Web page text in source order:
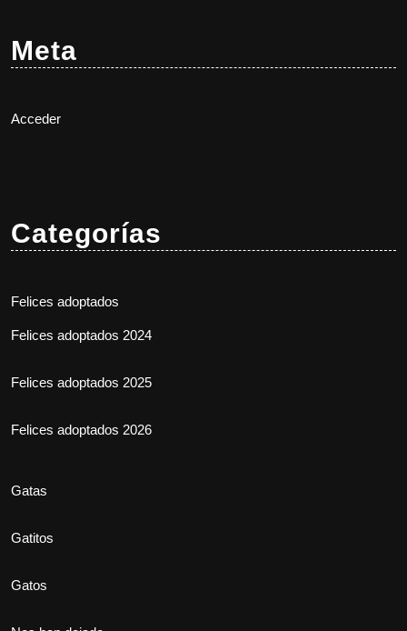
Meta
Acceder
Categorías
Felices adoptados
Felices adoptados 2024
Felices adoptados 2025
Felices adoptados 2026
Gatas
Gatitos
Gatos